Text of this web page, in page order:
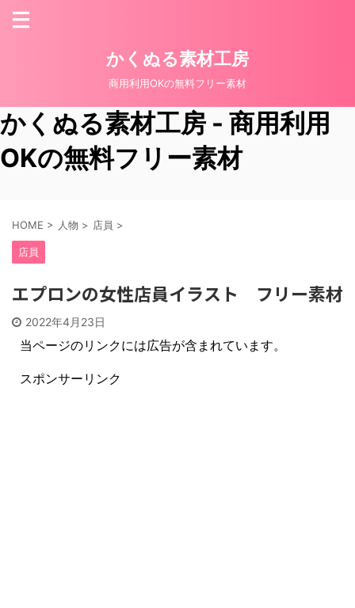
かくぬる素材工房
商用利用OKの無料フリー素材
かくぬる素材工房 - 商用利用
OKの無料フリー素材
HOME > 人物 > 店員 >
店員
エプロンの女性店員イラスト フリー素材
2022年4月23日
当ページのリンクには広告が含まれています。
スポンサーリンク